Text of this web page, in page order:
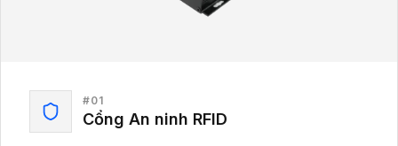
#01
Cổng An ninh RFID